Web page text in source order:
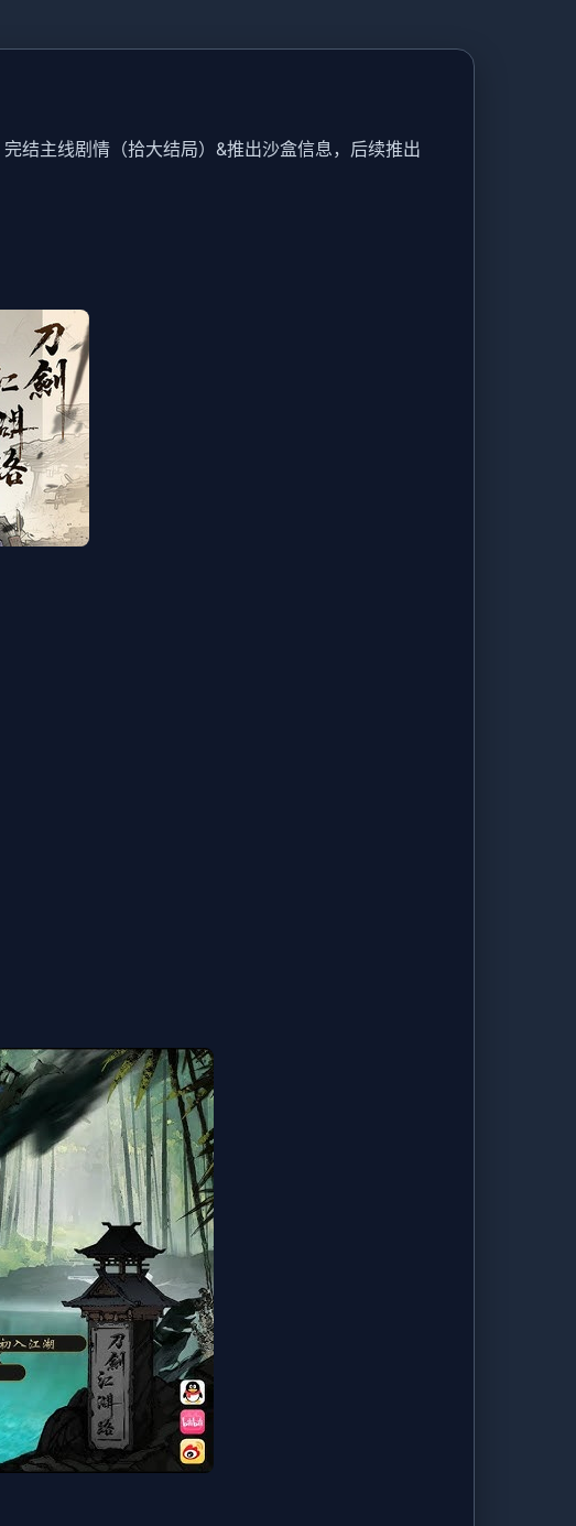
结主线剧情（拾大结局）&推出沙盒信息，后续推出